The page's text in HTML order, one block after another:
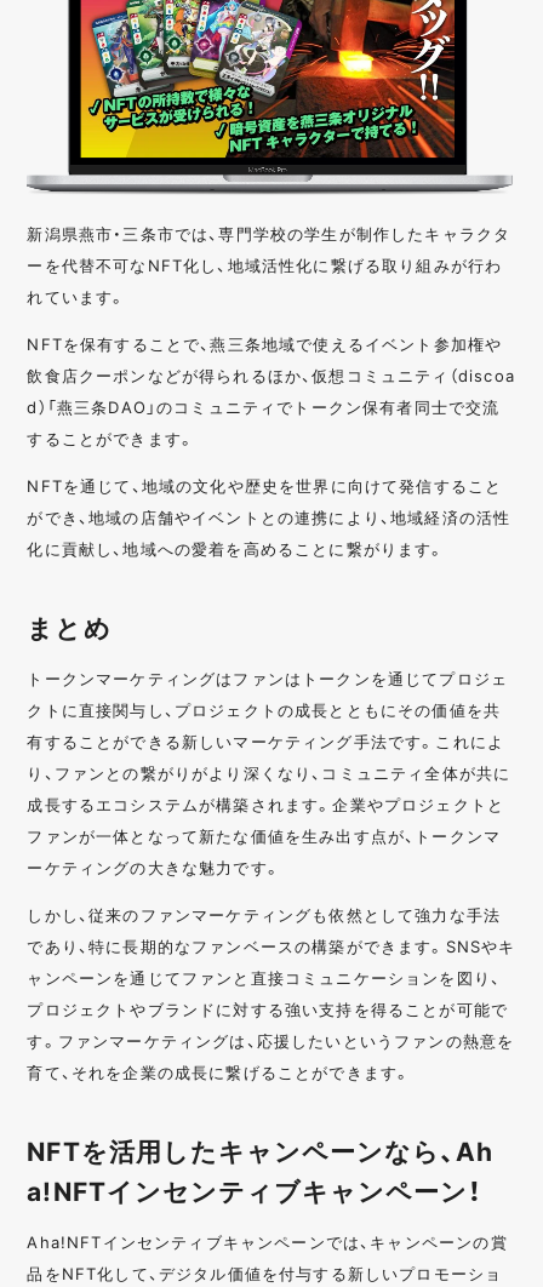
新潟県燕市・三条市では、専門学校の学生が制作したキャラクタ
ーを代替不可なNFT化し、地域活性化に繋げる取り組みが行わ
れています。
NFTを保有することで、燕三条地域で使えるイベント参加権や
飲食店クーポンなどが得られるほか、仮想コミュニティ（discoa
d）「燕三条DAO」のコミュニティでトークン保有者同士で交流
することができます。
NFTを通じて、地域の文化や歴史を世界に向けて発信すること
ができ、地域の店舗やイベントとの連携により、地域経済の活性
化に貢献し、地域への愛着を高めることに繋がります。
まとめ
トークンマーケティングはファンはトークンを通じてプロジェ
クトに直接関与し、プロジェクトの成長とともにその価値を共
有することができる新しいマーケティング手法です。これによ
り、ファンとの繋がりがより深くなり、コミュニティ全体が共に
成長するエコシステムが構築されます。企業やプロジェクトと
ファンが一体となって新たな価値を生み出す点が、トークンマ
ーケティングの大きな魅力です。
しかし、従来のファンマーケティングも依然として強力な手法
であり、特に長期的なファンベースの構築ができます。SNSやキ
ャンペーンを通じてファンと直接コミュニケーションを図り、
プロジェクトやブランドに対する強い支持を得ることが可能で
す。ファンマーケティングは、応援したいというファンの熱意を
育て、それを企業の成長に繋げることができます。
NFTを活用したキャンペーンなら、Ah
a!NFTインセンティブキャンペーン！
Aha!NFTインセンティブキャンペーンでは、キャンペーンの賞
品をNFT化して、デジタル価値を付与する新しいプロモーショ